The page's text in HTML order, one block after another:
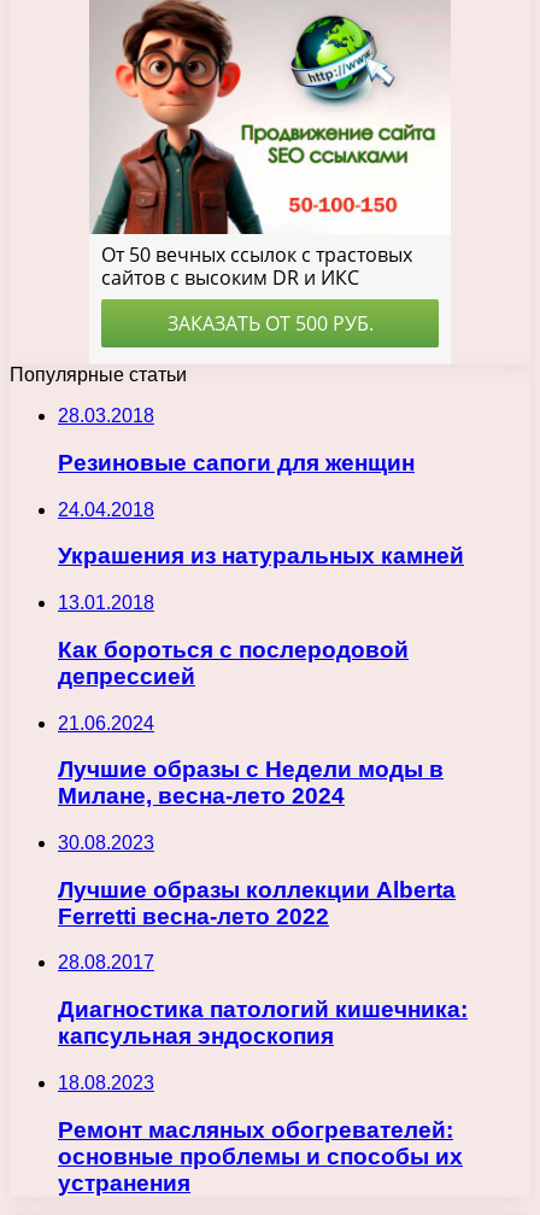
Популярные статьи
28.03.2018
Резиновые сапоги для женщин
24.04.2018
Украшения из натуральных камней
13.01.2018
Как бороться с послеродовой
депрессией
21.06.2024
Лучшие образы с Недели моды в
Милане, весна-лето 2024
30.08.2023
Лучшие образы коллекции Alberta
Ferretti весна-лето 2022
28.08.2017
Диагностика патологий кишечника:
капсульная эндоскопия
18.08.2023
Ремонт масляных обогревателей:
основные проблемы и способы их
устранения